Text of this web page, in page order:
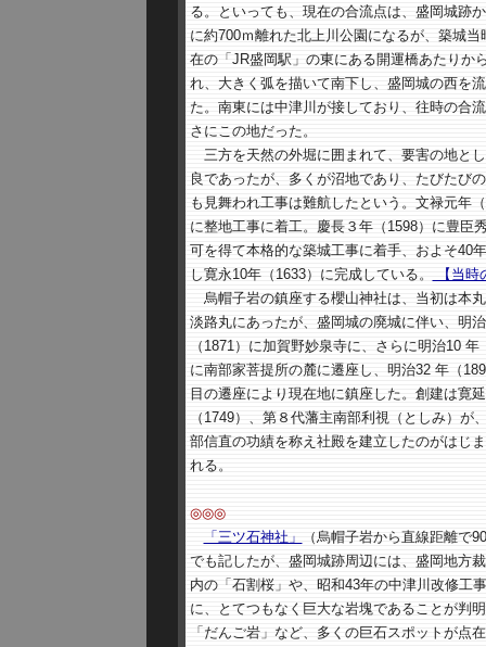
る。といっても、現在の合流点は、盛岡城跡
に約700ｍ離れた北上川公園になるが、築城当
在の「JR盛岡駅」の東にある開運橋あたりか
れ、大きく弧を描いて南下し、盛岡城の西を
た。南東には中津川が接しており、往時の合
さにこの地だった。
三方を天然の外堀に囲まれて、要害の地と
良であったが、多くが沼地であり、たびたび
も見舞われ工事は難航したという。文禄元年
に整地工事に着工。慶長３年（1598）に豊臣
可を得て本格的な築城工事に着手、およそ40
し寛永10年（1633）に完成している。
【当時
烏帽子岩の鎮座する櫻山神社は、当初は本
淡路丸にあったが、盛岡城の廃城に伴い、明
（1871）に加賀野妙泉寺に、さらに明治10 年
に南部家菩提所の麓に遷座し、明治32 年（
目の遷座により現在地に鎮座した。創建は寛
（1749）、第８代藩主南部利視（としみ）が
部信直の功績を称え社殿を建立したのがはじ
れる。
◎◎◎
「三ツ石神社」
（烏帽子岩から直線距離で
でも記したが、盛岡城跡周辺には、盛岡地方
内の「石割桜」や、昭和43年の中津川改修工
に、とてつもなく巨大な岩塊であることが判
「だんご岩」など、多くの巨石スポットが点